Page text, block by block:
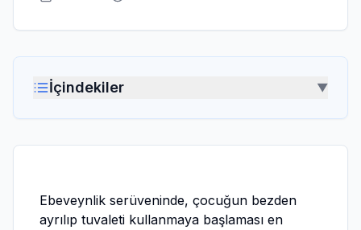
İçindekiler ▼
Ebeveynlik serüveninde, çocuğun bezden
ayrılıp tuvaleti kullanmaya başlaması en